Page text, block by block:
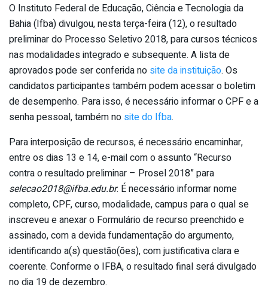
O Instituto Federal de Educação, Ciência e Tecnologia da
Bahia (Ifba) divulgou, nesta terça-feira (12), o resultado
preliminar do Processo Seletivo 2018, para cursos técnicos
nas modalidades integrado e subsequente. A lista de
aprovados pode ser conferida no site da instituição. Os
candidatos participantes também podem acessar o boletim
de desempenho. Para isso, é necessário informar o CPF e a
senha pessoal, também no site do Ifba.
Para interposição de recursos, é necessário encaminhar,
entre os dias 13 e 14, e-mail com o assunto “Recurso
contra o resultado preliminar – Prosel 2018” para
selecao2018@ifba.edu.br. É necessário informar nome
completo, CPF, curso, modalidade, campus para o qual se
inscreveu e anexar o Formulário de recurso preenchido e
assinado, com a devida fundamentação do argumento,
identificando a(s) questão(ões), com justificativa clara e
coerente. Conforme o IFBA, o resultado final será divulgado
no dia 19 de dezembro.